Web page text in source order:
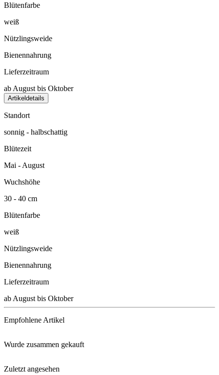
Blütenfarbe
weiß
Nützlingsweide
Bienennahrung
Lieferzeitraum
ab August bis Oktober
Artikeldetails
Standort
sonnig - halbschattig
Blütezeit
Mai - August
Wuchshöhe
30 - 40 cm
Blütenfarbe
weiß
Nützlingsweide
Bienennahrung
Lieferzeitraum
ab August bis Oktober
Empfohlene Artikel
Wurde zusammen gekauft
Zuletzt angesehen